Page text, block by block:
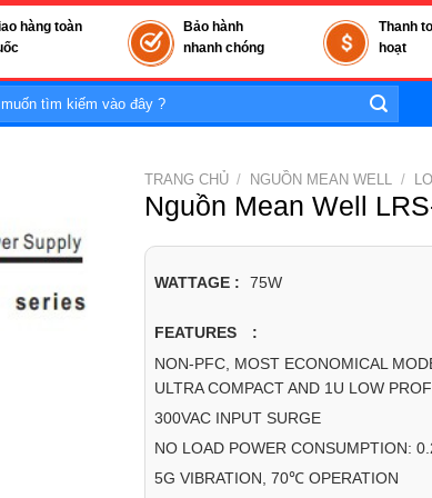
hàng toàn
Bảo hành
nhanh chóng
Thanh
hoạt
TRANG CHỦ / NGUỒN MEAN WELL /
Nguồn Mean Well
WATTAGE : 75W
FEATURES :
NON-PFC, MOST ECONOMICAL
ULTRA COMPACT AND 1U LOW
300VAC INPUT SURGE
NO LOAD POWER CONSUMPTION:
5G VIBRATION, 70℃ OPERATION